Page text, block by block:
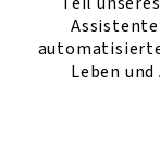
Leben